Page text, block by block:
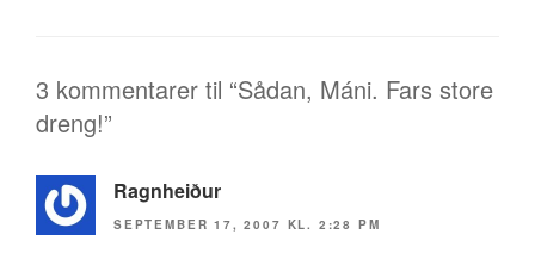
3 kommentarer til “Sådan, Máni. Fars store
dreng!”
Ragnheiður
SEPTEMBER 17, 2007 KL. 2:28 PM